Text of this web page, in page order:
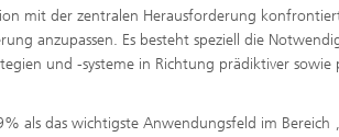
mit der zentralen Herausforderung
anzupassen. Es besteht speziell die
und -systeme in Richtung prädiktiver sowie
als das wichtigste Anwendungsfeld im Bereich